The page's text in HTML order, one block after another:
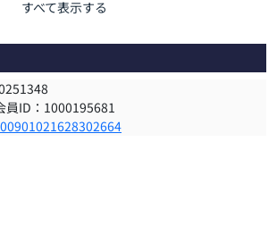
すべて表示する
ID：1000195681